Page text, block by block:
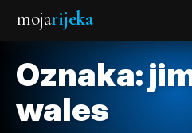
mojarijeka
Oznaka:
wales